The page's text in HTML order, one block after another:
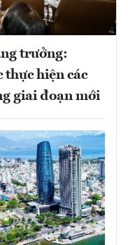
trưởng:
thực hiện các
giai đoạn mới